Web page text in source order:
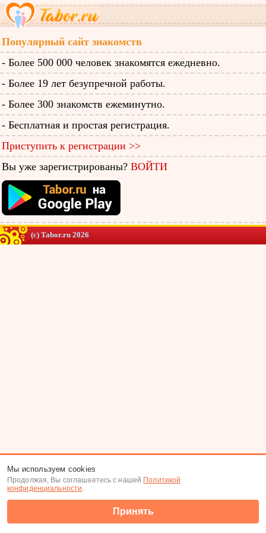
Популярный сайт знакомств
- Более 500 000 человек знакомятся ежедневно.
- Более 19 лет безупречной работы.
- Более 300 знакомств ежеминутно.
- Бесплатная и простая регистрация.
Приступить к регистрации >>
Вы уже зарегистрированы? ВОЙТИ
(c) Tabor.ru 2026
Мы используем cookies
Продолжая, Вы соглашаетесь с нашей Политикой
конфиденциальности.
Принять